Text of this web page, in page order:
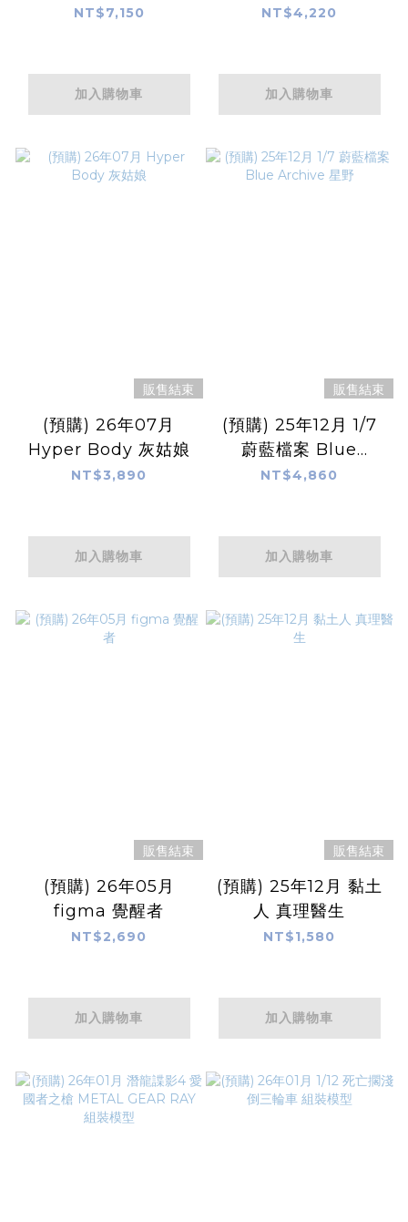
一之瀨志希 Dolce
NT$7,150
加入購物車
報春
NT$4,220
加入購物車
販售結束
(預購) 26年07月
Hyper Body 灰姑娘
NT$3,890
加入購物車
販售結束
(預購) 25年12月 1/7
蔚藍檔案 Blue
Archive 星野
NT$4,860
加入購物車
販售結束
(預購) 26年05月
figma 覺醒者
NT$2,690
加入購物車
販售結束
(預購) 25年12月 黏土
人 真理醫生
NT$1,580
加入購物車